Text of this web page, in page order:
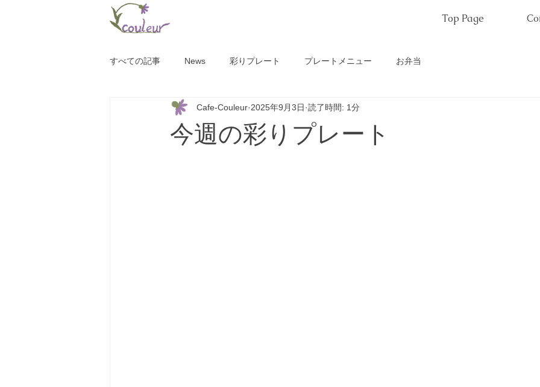
Top Page
すべての記事 News 彩りプレート プレートメニュー お弁当
今週の彩りプレート
Cafe-Couleur 2025年9月3日 読了時間: 1分